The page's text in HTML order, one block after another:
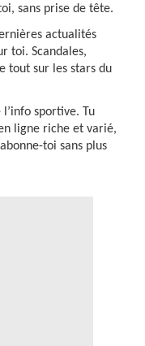
sans prise de tête.
actualités
toi. Scandales,
tout sur les stars du
sportive. Tu
ligne riche et varié,
toi sans plus